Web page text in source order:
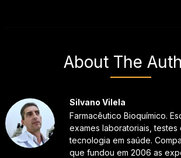
About The
Silvano Vilela
Farmacêutico Bioquímico.
exames laboratoriais, testes
tecnologia em saúde.
que fundou em 2006 as